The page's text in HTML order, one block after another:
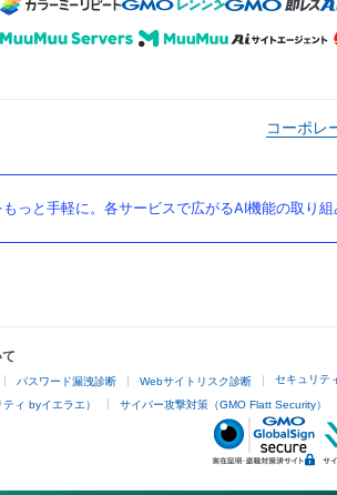
コーポレ
っと手軽に。各サービスで広がるAI機能の取り組
パスワード漏洩診断 Webサイトリスク診断 セキュリテ
ィ byイエラエ） サイバー攻撃対策（GMO Flatt Security）